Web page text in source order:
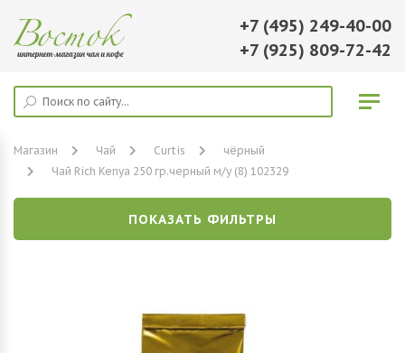
+7 (495) 249-40-00
+7 (925) 809-72-42
Магазин Чай Curtis
чёрный
Чай Rich Kenya 250 гр.черный м/у (8) 102329
ПОКАЗАТЬ ФИЛЬТРЫ